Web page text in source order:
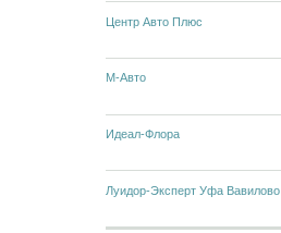
Центр Авто Плюс
М-Авто
Идеал-Флора
Луидор-Эксперт Уфа Вавилово